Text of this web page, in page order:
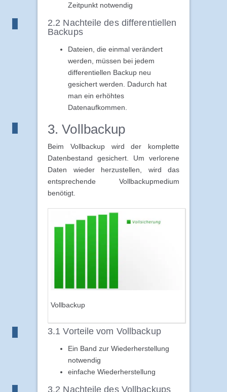
Zeitpunkt notwendig
2.2 Nachteile des differentiellen
Backups
Dateien, die einmal verändert
werden, müssen bei jedem
differentiellen Backup neu
gesichert werden. Dadurch hat
man ein erhöhtes
Datenaufkommen.
3. Vollbackup
Beim Vollbackup wird der komplette
Datenbestand gesichert. Um verlorene
Daten wieder herzustellen, wird das
entsprechende Vollbackupmedium
benötigt.
Vollbackup
3.1 Vorteile vom Vollbackup
Ein Band zur Wiederherstellung
notwendig
einfache Wiederherstellung
3.2 Nachteile des Vollbackups